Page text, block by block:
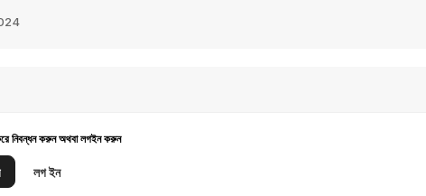
নিবন্ধন করুন অথবা লগইন করুন
লগ ইন